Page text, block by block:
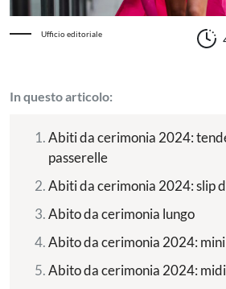
Ufficio editoriale
In questo articolo:
Abiti da cerimonia 2024:
passerelle
Abiti da cerimonia 2024: slip
Abito da cerimonia lungo
Abito da cerimonia 2024:
Abito da cerimonia 2024: